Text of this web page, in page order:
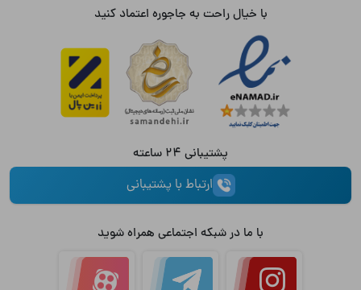
با ما در شبکه اجتماعی همراه شوید
با خیال راحت به جاجوره اعتماد کنید
پشتیبانی 24 ساعته
ارتباط با پشتیبانی